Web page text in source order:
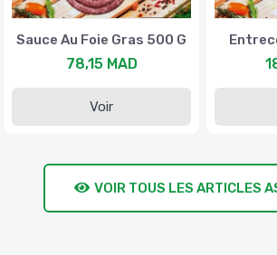
Sauce Au Foie Gras 500 G
78,15 MAD
Voir
VOIR TOUS LES ARTICLES